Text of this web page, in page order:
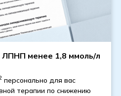
менее 1,8 ммоль/л
персонально для вас
терапии по снижению